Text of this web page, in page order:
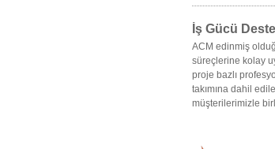
İş Gücü
ACM edinmiş
süreçlerine kolay
proje bazlı
takımına dahil
müşterilerimizle